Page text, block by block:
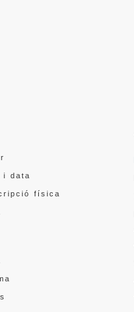
i data
física